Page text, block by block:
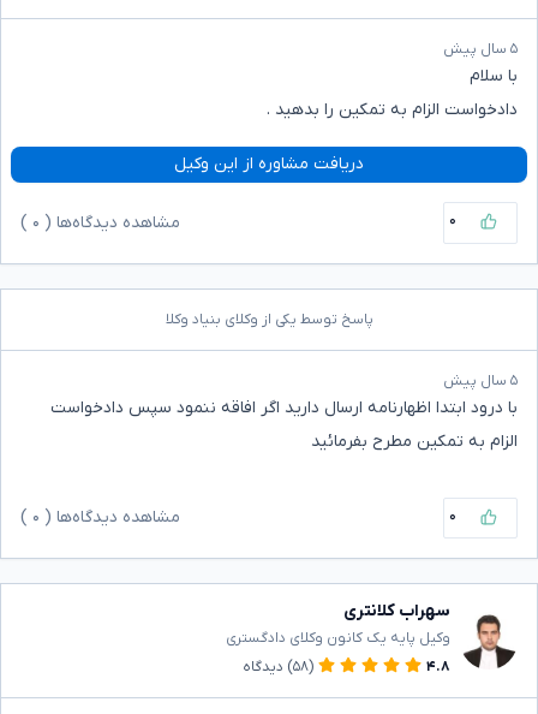
۵ سال پیش
با سلام
دادخواست الزام به تمکین را بدهید .
دریافت مشاوره از این وکیل
۰ مشاهده دیدگاه‌ها ( ۰
پاسخ توسط یکی از وکلای بنیاد وکلا
۵ سال پیش
با درود ابتدا اظهارنامه ارسال دارید اگر افاقه ننمود سپس دادخواست
الزام به تمکین مطرح بفرمائید
۰ مشاهده دیدگاه‌ها ( ۰
سهراب کلانتری
وکیل پایه یک کانون وکلای دادگستری
۴.۸
(۵۸) دیدگاه